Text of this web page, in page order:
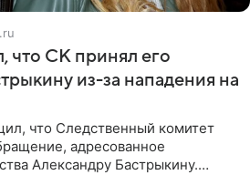
что СК принял его
из-за нападения на
что Следственный комитет
адресованное
Александру Бастрыкину.